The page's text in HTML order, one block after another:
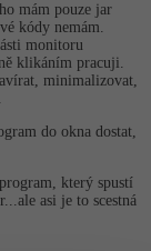
mám pouze jar
kódy nemám.
monitoru
klikáním pracuji.
minimalizovat,
do okna dostat,
který spustí
asi je to scestná